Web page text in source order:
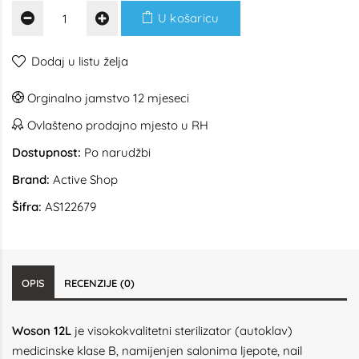
U košaricu
Dodaj u listu želja
Orginalno jamstvo 12 mjeseci
Ovlašteno prodajno mjesto u RH
Dostupnost: Po narudžbi
Brand: Active Shop
Šifra: AS122679
OPIS RECENZIJE (0)
Woson 12L je visokokvalitetni sterilizator (autoklav)
medicinske klase B, namijenjen salonima ljepote, nail